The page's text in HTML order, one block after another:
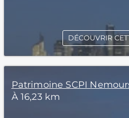
DÉCOUVRIR
Patrimoine SCPI
À 16,23 km